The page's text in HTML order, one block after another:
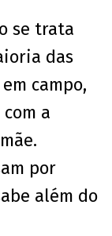
se trata
das
campo,
a
por
além do